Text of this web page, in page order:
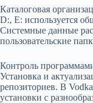
Каталоговая
D:, E: используется
Системные данные
пользовательские
Контроль
Установка и
репозиториев. В
установки с